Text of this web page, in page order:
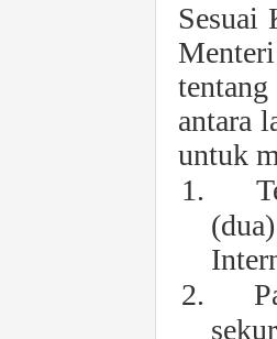
Sesuai
antara
untuk
1.
2.